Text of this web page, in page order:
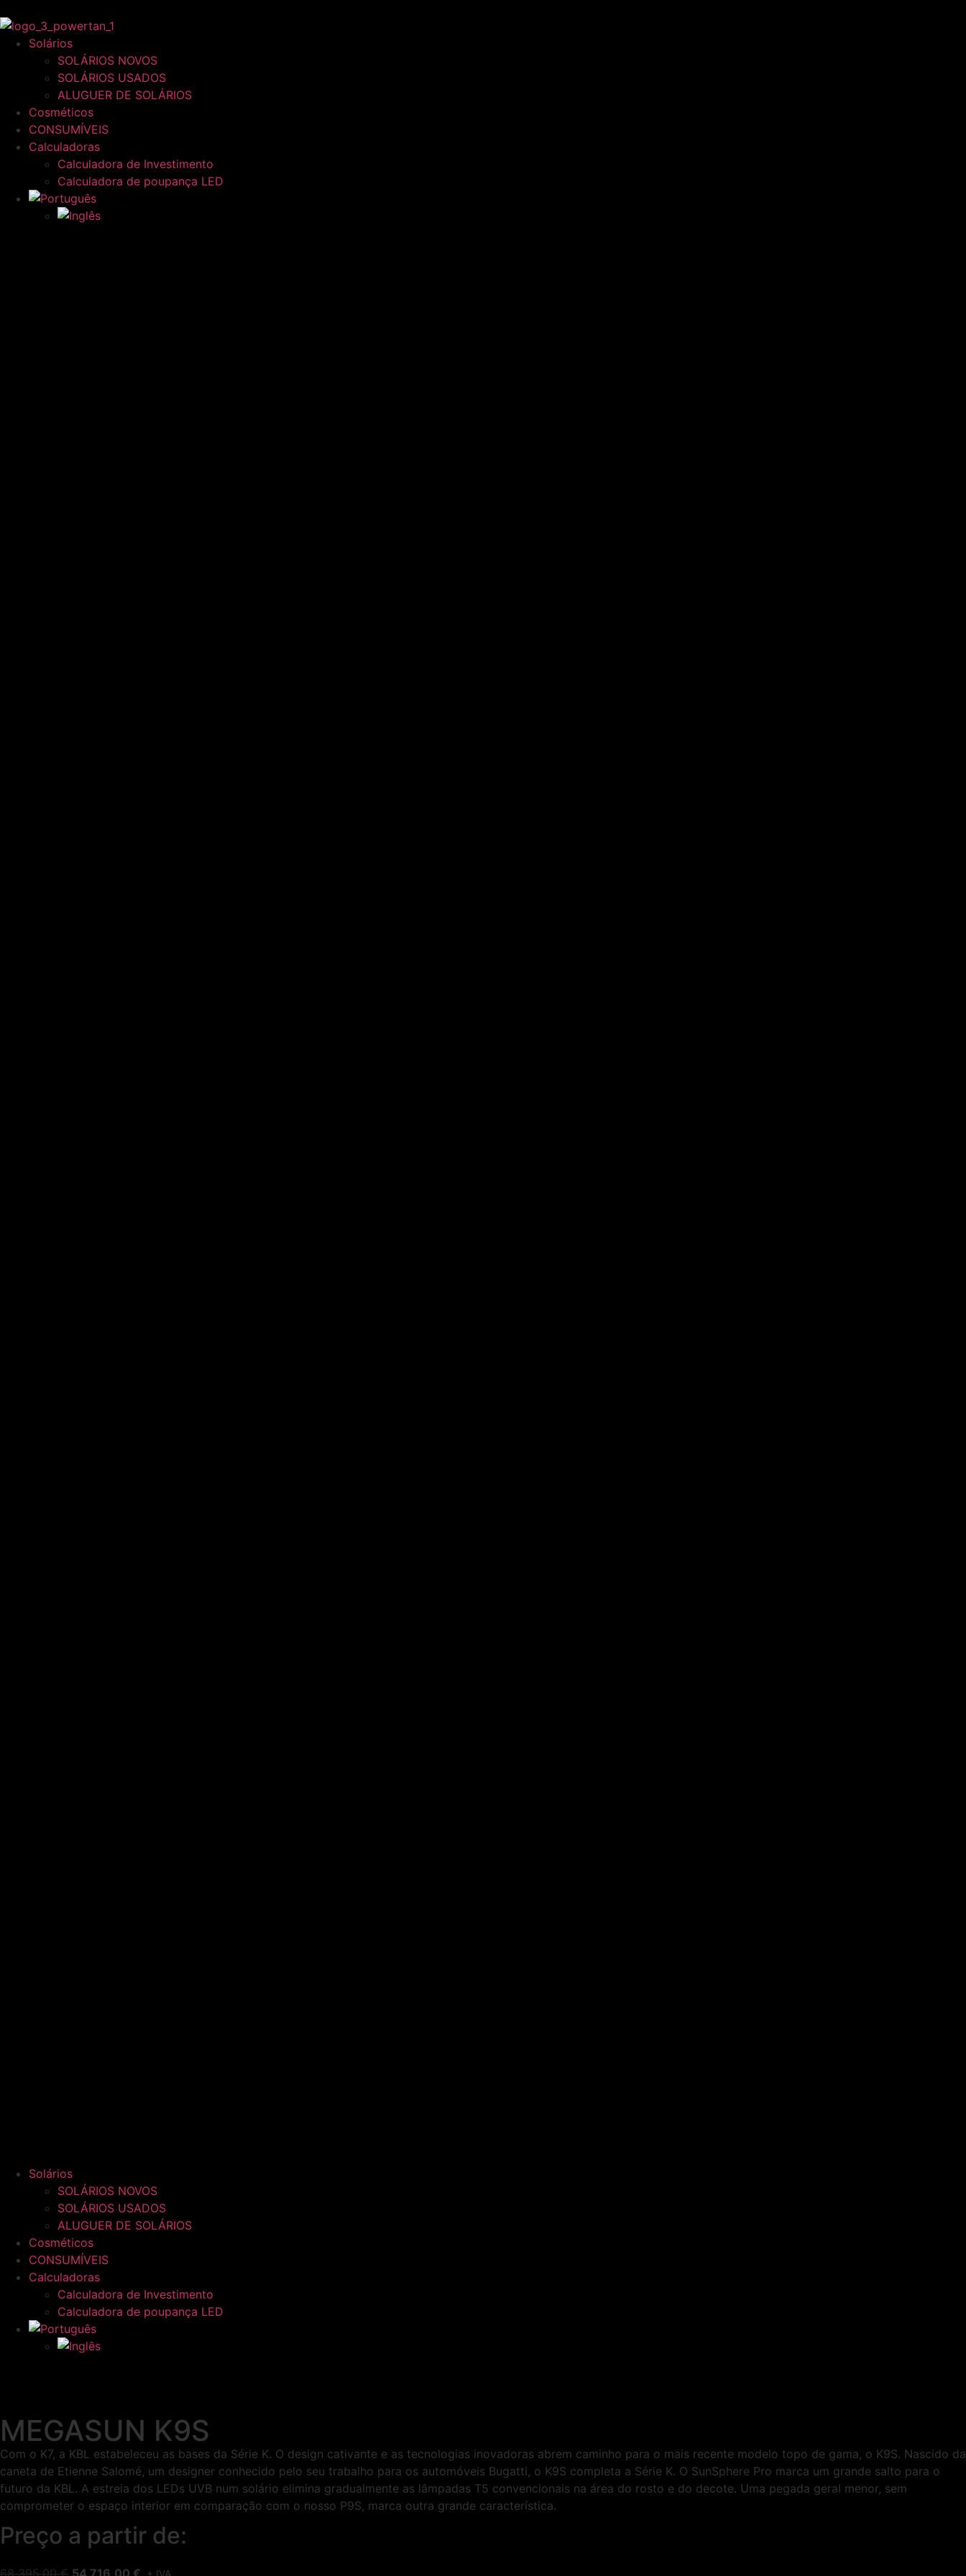
Solários
SOLÁRIOS NOVOS
SOLÁRIOS USADOS
ALUGUER DE SOLÁRIOS
Cosméticos
CONSUMÍVEIS
Calculadoras
Calculadora de Investimento
Calculadora de poupança LED
Solários
SOLÁRIOS NOVOS
SOLÁRIOS USADOS
ALUGUER DE SOLÁRIOS
Cosméticos
CONSUMÍVEIS
Calculadoras
Calculadora de Investimento
Calculadora de poupança LED
MEGASUN K9S
Com o K7, a KBL estabeleceu as bases da Série K. O design cativante e as tecnologias inovadoras abrem caminho para o mais recente modelo topo de gama, o K9S. Nascido da
caneta de Etienne Salomé, um designer conhecido pelo seu trabalho para os automóveis Bugatti, o K9S completa a Série K. O SunSphere Pro marca um grande salto para o
futuro da KBL. A estreia dos LEDs UVB num solário elimina gradualmente as lâmpadas T5 convencionais na área do rosto e do decote. Uma pegada geral menor, sem
comprometer o espaço interior em comparação com o nosso P9S, marca outra grande característica.
Preço a partir de: